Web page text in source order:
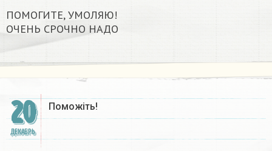
ПОМОГИТЕ, УМОЛЯЮ!
ОЧЕНЬ СРОЧНО НАДО ​
20
ДЕКАБРЬ
Поможіть!